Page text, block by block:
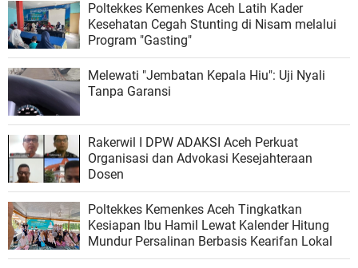
Poltekkes Kemenkes Aceh Latih Kader
Kesehatan Cegah Stunting di Nisam melalui
Program "Gasting"
Melewati "Jembatan Kepala Hiu": Uji Nyali
Tanpa Garansi
Rakerwil I DPW ADAKSI Aceh Perkuat
Organisasi dan Advokasi Kesejahteraan
Dosen
Poltekkes Kemenkes Aceh Tingkatkan
Kesiapan Ibu Hamil Lewat Kalender Hitung
Mundur Persalinan Berbasis Kearifan Lokal